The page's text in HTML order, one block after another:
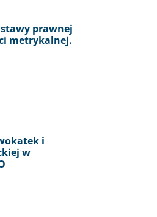
prawnej
metrykalnej.
i
w